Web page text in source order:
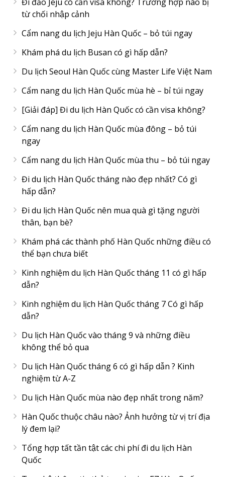
từ chối nhập cảnh
Cẩm nang du lịch Jeju Hàn Quốc – bỏ túi ngay
Khám phá du lịch Busan có gì hấp dẫn?
Du lịch Seoul Hàn Quốc cùng Master Life Việt Nam
Cẩm nang du lịch Hàn Quốc mùa hè – bỉ túi ngay
[Giải đáp] Đi du lịch Hàn Quốc có cần visa không?
Cẩm nang du lịch Hàn Quốc mùa đông – bỏ túi
ngay
Cẩm nang du lịch Hàn Quốc mùa thu – bỏ túi ngay
Đi du lịch Hàn Quốc tháng nào đẹp nhất? Có gì
hấp dẫn?
Đi du lịch Hàn Quốc nên mua quà gì tặng người
thân, bạn bè?
Khám phá các thành phố Hàn Quốc những điều có
thể bạn chưa biết
Kinh nghiệm du lịch Hàn Quốc tháng 11 có gì hấp
dẫn?
Kinh nghiệm du lịch Hàn Quốc tháng 7 Có gì hấp
dẫn?
Du lịch Hàn Quốc vào tháng 9 và những điều
không thể bỏ qua
Du lịch Hàn Quốc tháng 6 có gì hấp dẫn ? Kinh
nghiệm từ A-Z
Du lịch Hàn Quốc mùa nào đẹp nhất trong năm?
Hàn Quốc thuộc châu nào? Ảnh hưởng từ vị trí địa
lý đem lại?
Tổng hợp tất tần tật các chi phí đi du lịch Hàn
Quốc